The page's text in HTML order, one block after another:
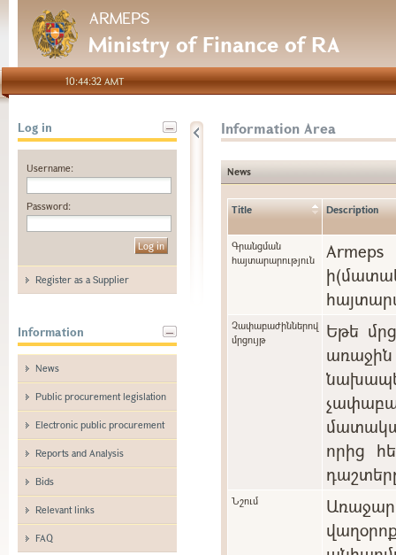
ARMEPS
Ministry of Finance of RA
10:44:32 AMT
Log in
Username:
Password:
Register as a Supplier
Information
News
Public procurement legislation
Electronic public procurement
Reports and Analysis
Bids
Relevant links
FAQ
Information Area
News
Title Description
Գրանցման
հայտարարություն
Չափաբաժիններով
մրցույթ
Եթե
առաջին
որից
Նշում